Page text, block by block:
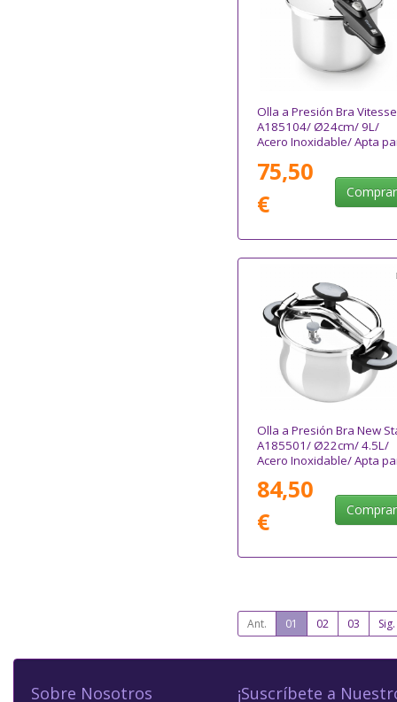
Olla a Presión Bra Vitesse
A185104/ Ø24cm/ 9L/
Acero Inoxidable/ Apta
75,50
€
Comprar
Olla a Presión Bra New
A185501/ Ø22cm/ 4.5L/
Acero Inoxidable/ Apta
84,50
€
Comprar
Ant. 01 02 03 Sig.
Sobre Nosotros ¡Suscríbete a